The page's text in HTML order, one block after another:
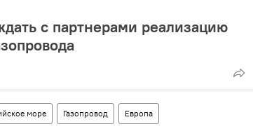
с партнерами реализацию
море Газопровод Европа